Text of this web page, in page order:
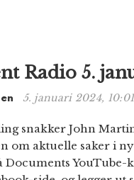
Radio 5.
5. januari 2024, 10:01
snakker John
om aktuelle saker i
Documents YouTube-